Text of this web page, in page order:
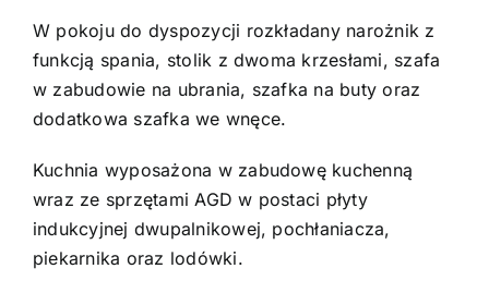
W pokoju do dyspozycji rozkładany narożnik z
funkcją spania, stolik z dwoma krzesłami, szafa
w zabudowie na ubrania, szafka na buty oraz
dodatkowa szafka we wnęce.
Kuchnia wyposażona w zabudowę kuchenną
wraz ze sprzętami AGD w postaci płyty
indukcyjnej dwupalnikowej, pochłaniacza,
piekarnika oraz lodówki.